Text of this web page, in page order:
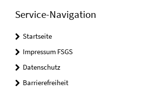
Service-Navigation
Startseite
Impressum FSGS
Datenschutz
Barrierefreiheit